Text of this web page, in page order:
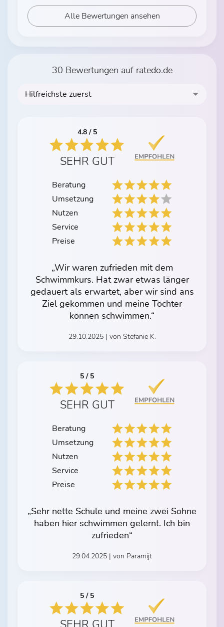
Alle Bewertungen ansehen
30 Bewertungen auf ratedo.de
Hilfreichste zuerst
4.8 / 5
SEHR GUT
Beratung
Umsetzung
Nutzen
Service
Preise
„Wir waren zufrieden mit dem
Schwimmkurs. Hat zwar etwas länger
gedauert als erwartet, aber wir sind ans
Ziel gekommen und meine Töchter
können schwimmen.“
29.10.2025 | von Stefanie K.
5 / 5
SEHR GUT
Beratung
Umsetzung
Nutzen
Service
Preise
„Sehr nette Schule und meine zwei Sohne
haben hier schwimmen gelernt. Ich bin
zufrieden“
29.04.2025 | von Paramijt
5 / 5